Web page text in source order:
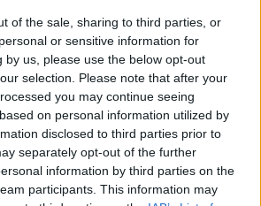
of the sale, sharing to third parties, or
or sensitive information for
by us, please use the below opt-out
selection. Please note that after your
you may continue seeing
on personal information utilized by
disclosed to third parties prior to
separately opt-out of the further
information by third parties on the
participants. This information may
av Kläder – Så
kläder rätt! Man...